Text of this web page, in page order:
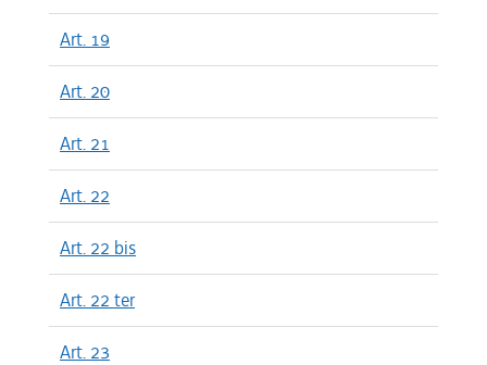
Art. 19
Art. 20
Art. 21
Art. 22
Art. 22 bis
Art. 22 ter
Art. 23